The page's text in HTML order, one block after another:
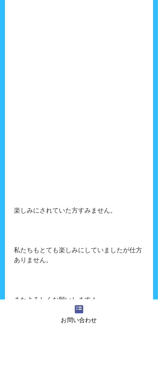
楽しみにされていた方すみません。
私たちもとても楽しみにしていましたが仕方
ありません。
またよろしくお願いします！
お問い合わせ